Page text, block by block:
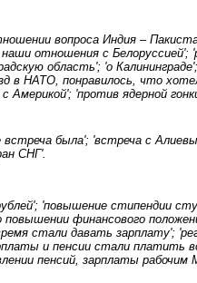
вопроса Индия –
отношения с
область'; 'о
в НАТО, понравилось, что
Америкой'; 'против ядерной
была'; 'встреча с
СНГ'.
'повышение стипендии
финансового
стали давать зарплату';
и пенсии стали платить
пенсий, зарплаты рабочим